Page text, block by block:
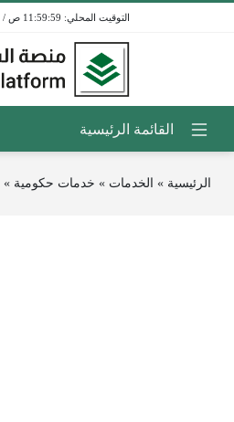
11:59:59 ص / 7 أغسطس 2026
الرئيسية » الخدمات » خدمات حكومية »